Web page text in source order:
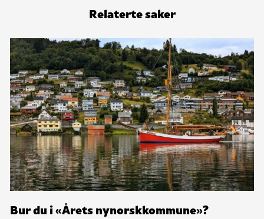
Relaterte saker
Bur du i «Årets nynorskkommune»?